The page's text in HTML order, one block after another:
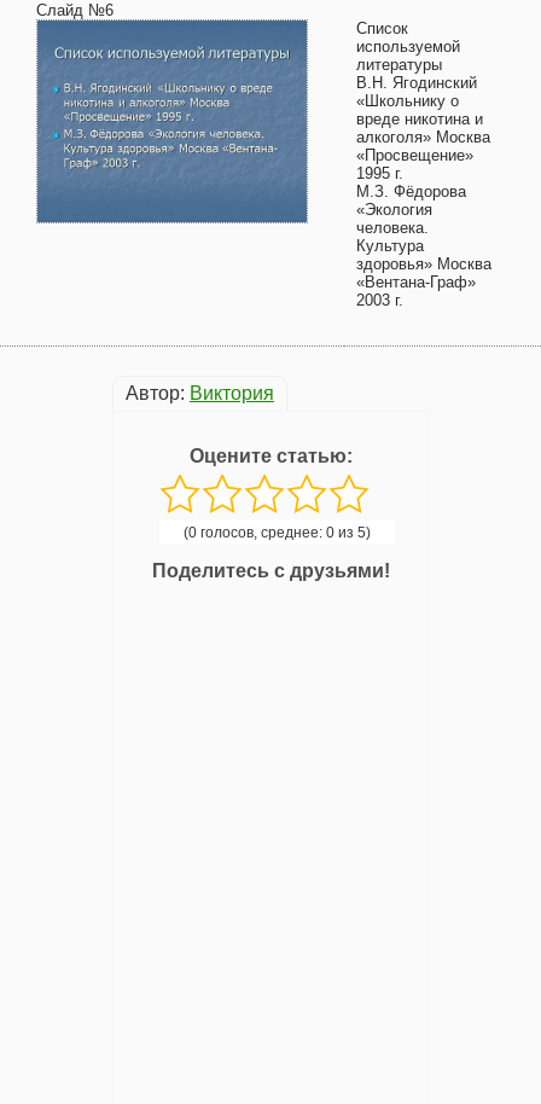
Слайд №6
Список
используемой
литературы
В.Н. Ягодинский
«Школьнику о
вреде никотина и
алкоголя» Москва
«Просвещение»
1995 г.
М.З. Фёдорова
«Экология
человека.
Культура
здоровья» Москва
«Вентана-Граф»
2003 г.
Автор: Виктория
Оцените статью:
(0 голосов, среднее: 0 из 5)
Поделитесь с друзьями!